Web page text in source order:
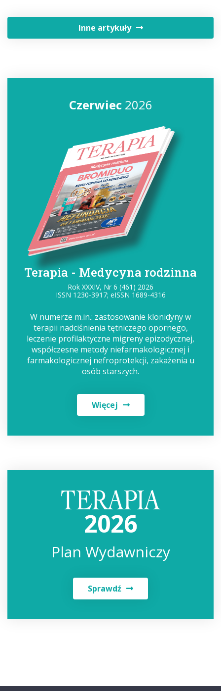
Inne artykuły
Czerwiec2026
Terapia - Medycyna rodzinna
Rok XXXIV, Nr 6 (461) 2026
ISSN 1230-3917; eISSN 1689-4316
W numerze m.in.: zastosowanie klonidyny w
terapii nadciśnienia tętniczego opornego,
leczenie profilaktyczne migreny epizodycznej,
współczesne metody niefarmakologicznej i
farmakologicznej nefroprotekcji, zakażenia u
osób starszych.
Więcej
2026
Plan Wydawniczy
Sprawdź